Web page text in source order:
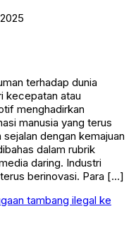
terhadap dunia
kecepatan atau
menghadirkan
manusia yang terus
dengan kemajuan
dalam rubrik
daring. Industri
berinovasi. Para […]